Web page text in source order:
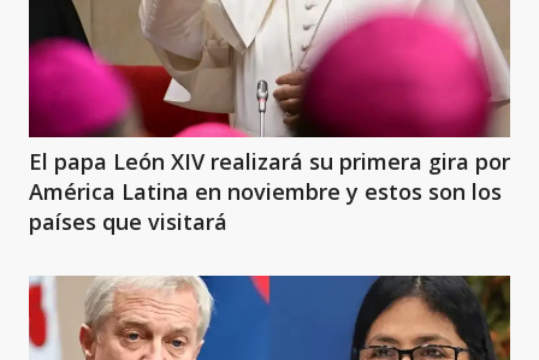
El papa León XIV realizará su primera gira por
América Latina en noviembre y estos son los
países que visitará